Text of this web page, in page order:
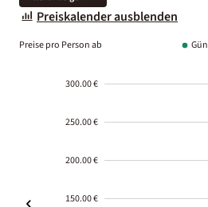
Preiskalender ausblenden
Preise pro Person ab
300.00 €
250.00 €
200.00 €
150.00 €